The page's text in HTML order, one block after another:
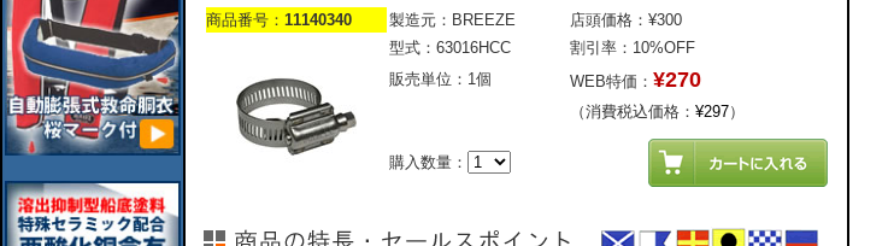
商品番号： 11140340 製造元：BREEZE
店頭価格：¥300
型式：63016HCC
割引率：10%OFF
販売単位：1個
WEB特価： ¥270
（消費税込価格： ¥297）
購入数量：